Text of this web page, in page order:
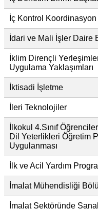
İç Kontrol Koordinasyon
İdari ve Mali İşler Daire
İklim Dirençli
Uygulama Yaklaşımları
İktisadi İşletme
İleri Teknolojiler
İlkokul 4.Sınıf
Dil Yeterlikleri Öğretim
Uygulanması
İlk ve Acil Yardım
İmalat Mühendisliği
İmalat Sektöründe